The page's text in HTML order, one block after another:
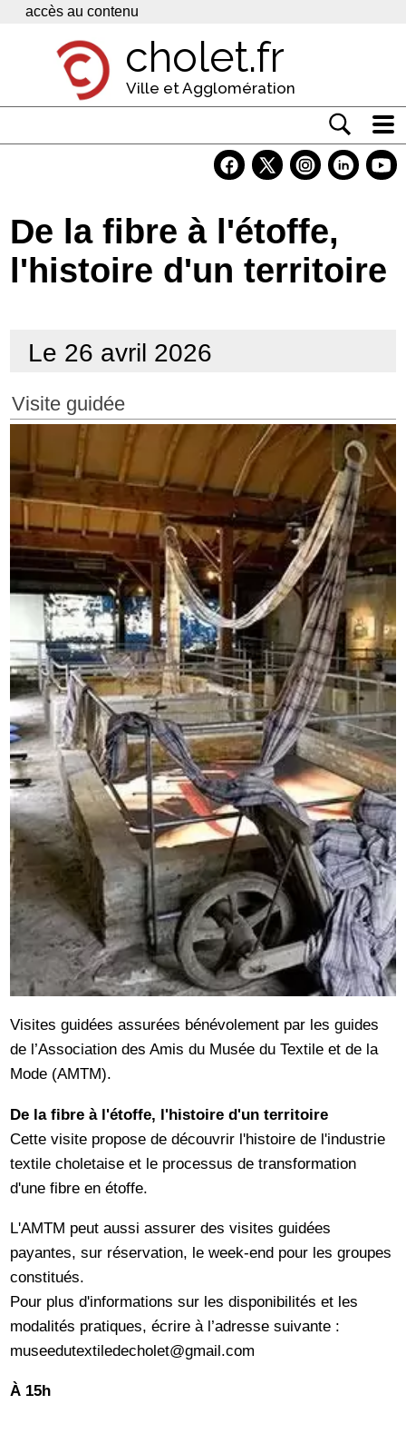
Panneau de gestion des cookies
accès au contenu
cholet.fr
Ville et Agglomération
Economie
Services
De la fibre à l'étoffe,
l'histoire d'un territoire
Le 26 avril 2026
Visite guidée
Visites guidées assurées bénévolement par les guides
de l’Association des Amis du Musée du Textile et de la
Mode (AMTM).
De la fibre à l'étoffe, l'histoire d'un territoire
Cette visite propose de découvrir l'histoire de l'industrie
textile choletaise et le processus de transformation
d'une fibre en étoffe.
L'AMTM peut aussi assurer des visites guidées
payantes, sur réservation, le week-end pour les groupes
constitués.
Pour plus d'informations sur les disponibilités et les
modalités pratiques, écrire à l’adresse suivante :
museedutextiledecholet@gmail.com
À 15h